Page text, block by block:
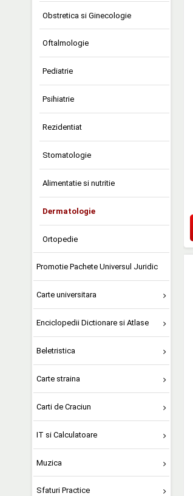
Obstretica si Ginecologie
Oftalmologie
Pediatrie
Psihiatrie
Rezidentiat
Stomatologie
Alimentatie si nutritie
Dermatologie
Ortopedie
Promotie Pachete Universul Juridic
Carte universitara
Enciclopedii Dictionare si Atlase
Beletristica
Carte straina
Carti de Craciun
IT si Calculatoare
Muzica
Sfaturi Practice